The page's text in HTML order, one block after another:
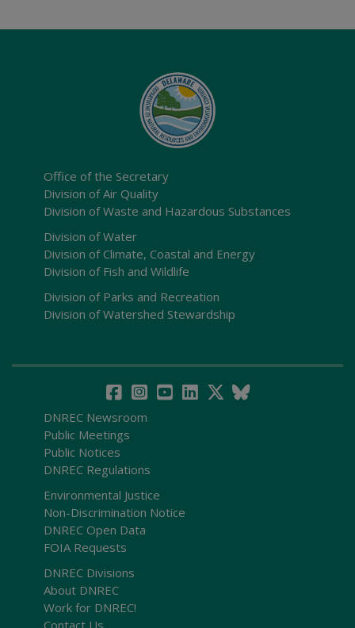
Office of the Secretary
Division of Air Quality
Division of Waste and Hazardous Substances
Division of Water
Division of Climate, Coastal and Energy
Division of Fish and Wildlife
Division of Parks and Recreation
Division of Watershed Stewardship
DNREC Newsroom
Public Meetings
Public Notices
DNREC Regulations
Environmental Justice
Non-Discrimination Notice
DNREC Open Data
FOIA Requests
DNREC Divisions
About DNREC
Work for DNREC!
Contact Us